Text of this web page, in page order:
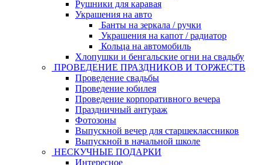
Рушники для каравая
Украшения на авто
Банты на зеркала / ручки
Украшения на капот / радиатор
Кольца на автомобиль
Хлопушки и бенгальские огни на свадьбу
ПРОВЕДЕНИЕ ПРАЗДНИКОВ И ТОРЖЕСТВ
Проведение свадьбы
Проведение юбилея
Проведение корпоративного вечера
Праздничный антураж
Фотозоны
Выпускной вечер для старшеклассников
Выпускной в начальной школе
НЕСКУЧНЫЕ ПОДАРКИ
Интересное